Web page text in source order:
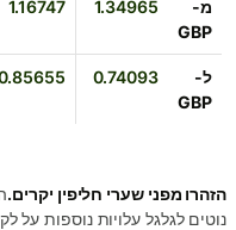
מ-
GBP
1.34965
1.16747
ל-
GBP
0.74093
הזהרו מפני שערי חליפין יקרים.
נוטים לגלגל עלויות נוספות על